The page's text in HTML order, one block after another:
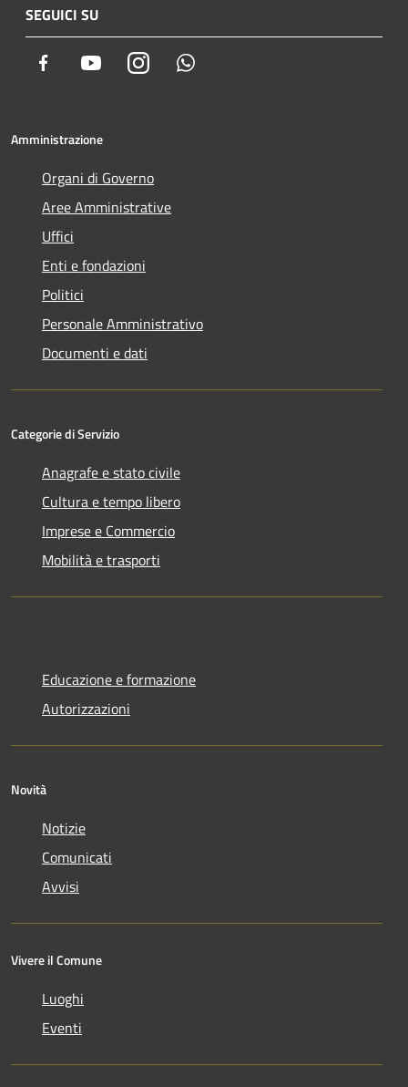
SEGUICI SU
Facebook YoutubeInstagram
Amministrazione
Organi di Governo
Aree Amministrative
Uffici
Enti e fondazioni
Politici
Personale Amministrativo
Documenti e dati
Categorie di Servizio
Anagrafe e stato civile
Cultura e tempo libero
Imprese e Commercio
Mobilità e trasporti
Educazione e formazione
Autorizzazioni
Novità
Notizie
Comunicati
Avvisi
Vivere il Comune
Luoghi
Eventi